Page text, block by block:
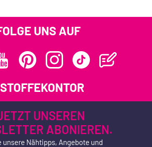
UNS AUF
UNSEREN
ABONIEREN.
unsere Nähtipps, Angebote und